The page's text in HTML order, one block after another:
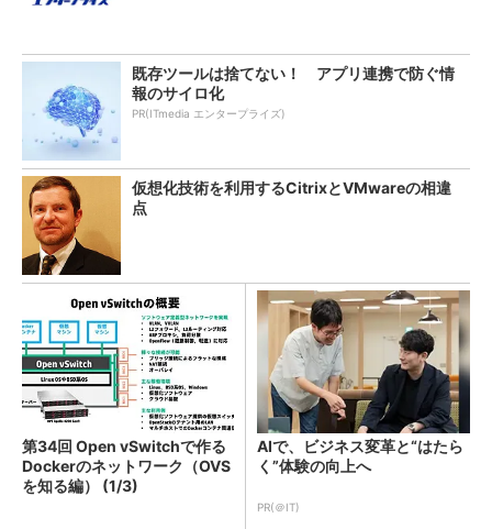
既存ツールは捨てない！ アプリ連携で防ぐ情
報のサイロ化
PR(ITmedia エンタープライズ)
仮想化技術を利用するCitrixとVMwareの相違
点
第34回 Open vSwitchで作る
Dockerのネットワーク（OVS
を知る編） (1/3)
AIで、ビジネス変革と“はたら
く”体験の向上へ
PR(＠IT)